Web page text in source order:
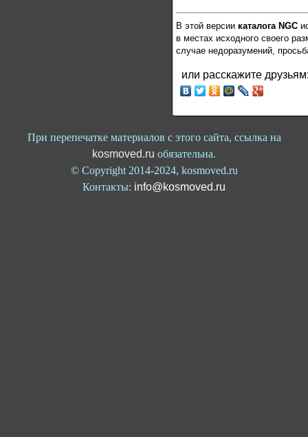
В этой версии каталога NGC
в местах исходного своего
случае недоразумений,
или расскажите
При перепечатке материалов с этого сайта, ссылка на
kosmoved.ru обязательна.
© Copyright 2014-2024, kosmoved.ru
Контакты: info@kosmoved.ru